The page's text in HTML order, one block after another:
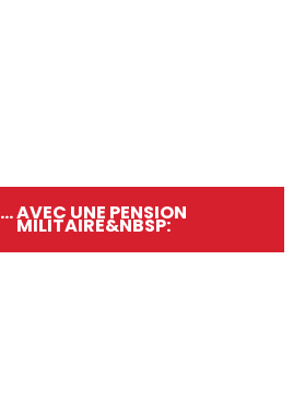
... AVEC UNE PENSION
MILITAIRE&NBSP: